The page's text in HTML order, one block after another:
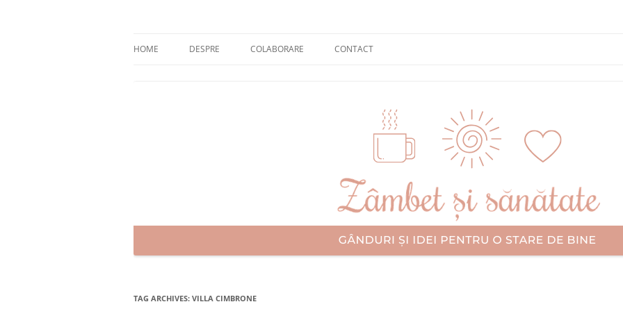
HOME DESPRE COLABORARE CONTACT
TAG ARCHIVES: VILLA CIMBRONE